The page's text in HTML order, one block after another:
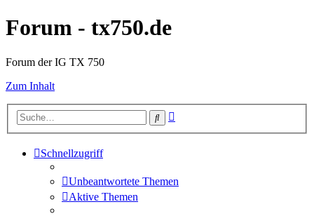
Forum - tx750.de
Forum der IG TX 750
Zum Inhalt
Suche
Schnellzugriff
Unbeantwortete Themen
Aktive Themen